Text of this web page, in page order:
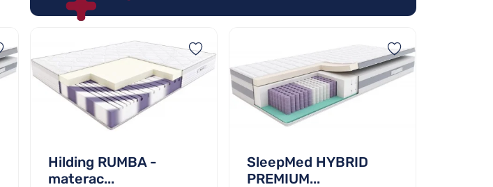
Hilding RUMBA -
materac...
SleepMed HYBRID
PREMIUM...